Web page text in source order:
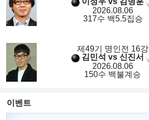
2026.08.06
317수 백5.5집승
제49기 명인전 16강
김민석 vs 신진서
2026.08.06
150수 백불계승
이벤트